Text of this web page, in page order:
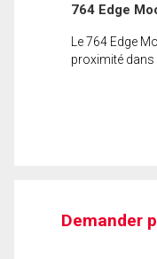
764 Edge
Le 764 Edge
proximité dans
Demander